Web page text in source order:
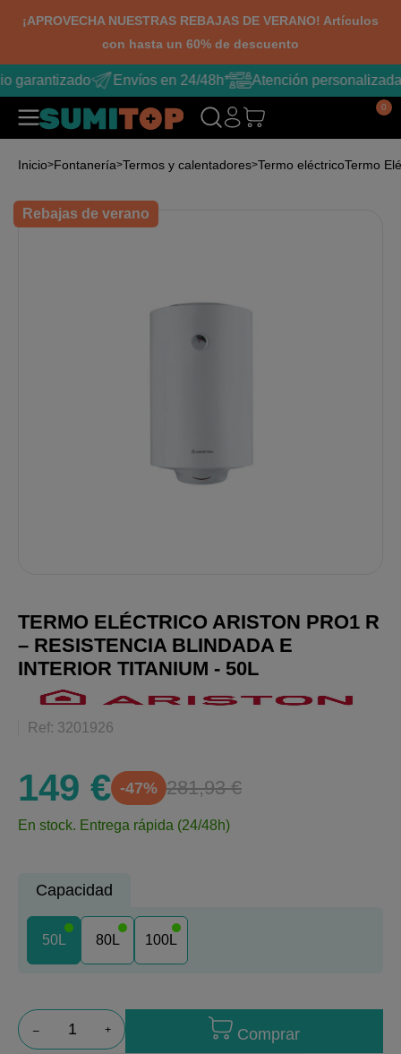
¡APROVECHA NUESTRAS REBAJAS DE VERANO! Artículos
con hasta un 60% de descuento
garantizado Envíos en 24/48h* Atención personalizada
0
Inicio Fontanería Termos y calentadores Termo eléctricoTermo
Rebajas de verano
TERMO ELÉCTRICO ARISTON PRO1 R
– RESISTENCIA BLINDADA E
INTERIOR TITANIUM - 50L
Ref: 3201926
149 € -47% 281,93 €
En stock. Entrega rápida (24/48h)
Capacidad
50L 80L 100L
Comprar